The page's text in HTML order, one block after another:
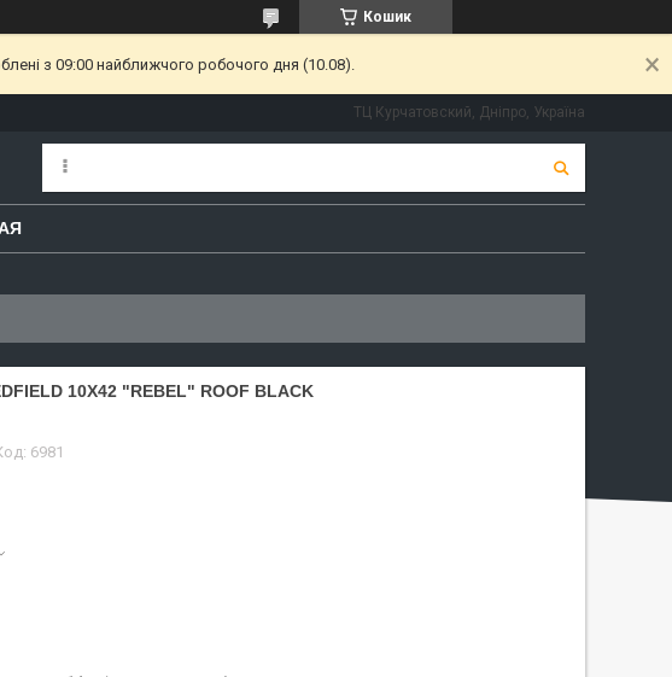
Кошик
з 09:00 найближчого робочого дня (10.08).
ТЦ Курчатовский, Дніпро, Україна
10X42 "REBEL" ROOF BLACK
6981